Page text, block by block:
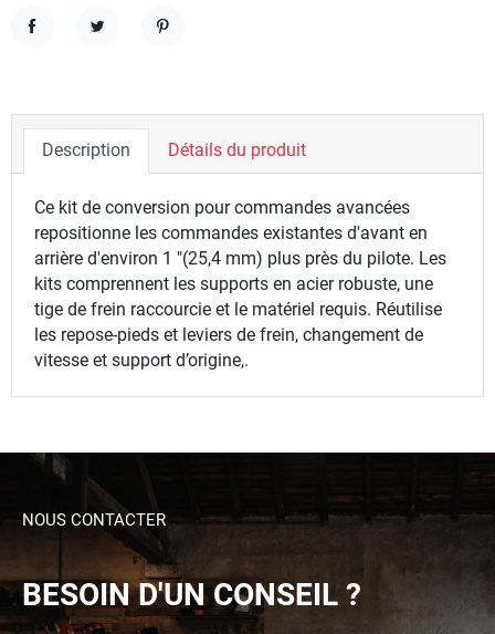
Description Détails du produit
Ce kit de conversion pour commandes avancées
repositionne les commandes existantes d'avant en
arrière d'environ 1 "(25,4 mm) plus près du pilote. Les
kits comprennent les supports en acier robuste, une
tige de frein raccourcie et le matériel requis. Réutilise
les repose-pieds et leviers de frein, changement de
vitesse et support d’origine,.
NOUS CONTACTER
BESOIN D'UN CONSEIL ?